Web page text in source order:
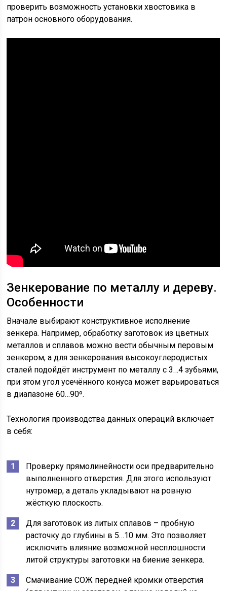
проверить возможность установки хвостовика в
патрон основного оборудования.
Зенкерование по металлу и дереву.
Особенности
Вначале выбирают конструктивное исполнение
зенкера. Например, обработку заготовок из цветных
металлов и сплавов можно вести обычным перовым
зенкером, а для зенкерования высокоуглеродистых
сталей подойдёт инструмент по металлу с 3…4 зубьями,
при этом угол усечённого конуса может варьироваться
в диапазоне 60…90º.
Технология производства данных операций включает
в себя:
Проверку прямолинейности оси предварительно
выполненного отверстия. Для этого используют
нутромер, а деталь укладывают на ровную
жёсткую плоскость.
Для заготовок из литых сплавов – пробную
расточку до глубины в 5…10 мм. Это позволяет
исключить влияние возможной несплошности
литой структуры заготовки на биение зенкера.
Смачивание СОЖ передней кромки отверстия